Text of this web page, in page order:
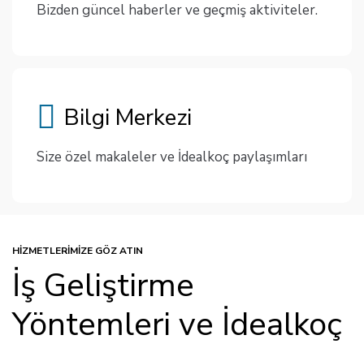
Bizden güncel haberler ve geçmiş aktiviteler.
Bilgi Merkezi
Size özel makaleler ve İdealkoç paylaşımları
HIZMETLERIMIZE GÖZ ATIN
İş Geliştirme
Yöntemleri ve İdealkoç